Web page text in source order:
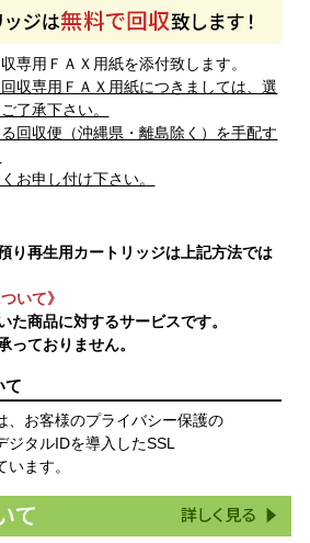
専用ＦＡＸ用紙を添付致します。
収専用ＦＡＸ用紙につきましては、選
了承下さい。
回収便（沖縄県・離島除く）を手配す
お申し付け下さい。
り再生用カートリッジは上記方法では
いて》
た商品に対するサービスです。
っておりません。
て
、お客様のプライバシー保護の
ジタルIDを導入したSSL
ます。